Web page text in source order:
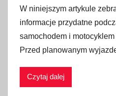
u
b
l
i
w
W niniejszym artykule
informacje przydatne
samochodem i motocyklem
Przed planowanym
Czytaj dalej